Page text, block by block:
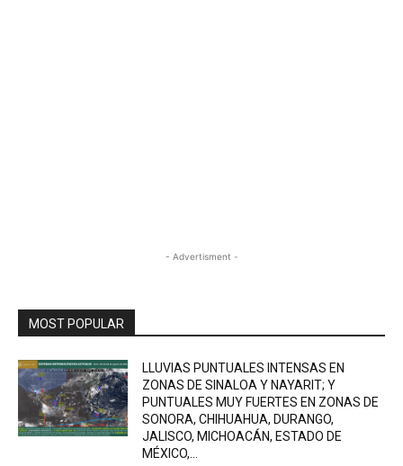
- Advertisment -
MOST POPULAR
LLUVIAS PUNTUALES INTENSAS EN
ZONAS DE SINALOA Y NAYARIT; Y
PUNTUALES MUY FUERTES EN ZONAS DE
SONORA, CHIHUAHUA, DURANGO,
JALISCO, MICHOACÁN, ESTADO DE
MÉXICO,...